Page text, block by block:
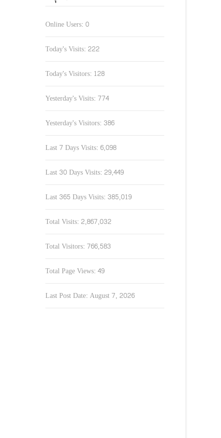
Online Users: 0
Today's Visits: 222
Today's Visitors: 128
Yesterday's Visits: 774
Yesterday's Visitors: 386
Last 7 Days Visits: 6,098
Last 30 Days Visits: 29,449
Last 365 Days Visits: 385,019
Total Visits: 2,867,032
Total Visitors: 766,583
Total Page Views: 49
Last Post Date: August 7, 2026